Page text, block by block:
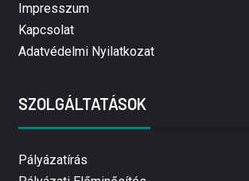
Impresszum
Kapcsolat
Adatvédelmi Nyilatkozat
SZOLGÁLTATÁSOK
Pályázatírás